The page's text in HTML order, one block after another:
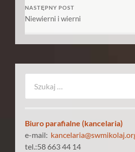
NASTĘPNY POST
Niewierni i wierni
Biuro parafialne (kancelaria)
e-mail:
tel.:58 663 44 14